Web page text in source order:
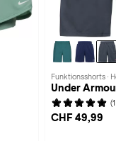
Funktionsshorts ·
Under
CHF 49,99